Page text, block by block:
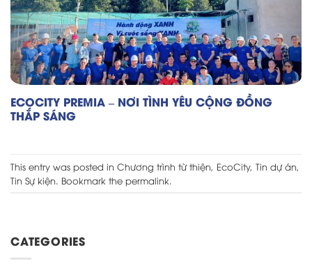
ECOCITY PREMIA – NƠI TÌNH YÊU CỘNG ĐỒNG
THẮP SÁNG
This entry was posted in Chương trình từ thiện, EcoCity, Tin dự án,
Tin Sự kiện. Bookmark the permalink.
CATEGORIES